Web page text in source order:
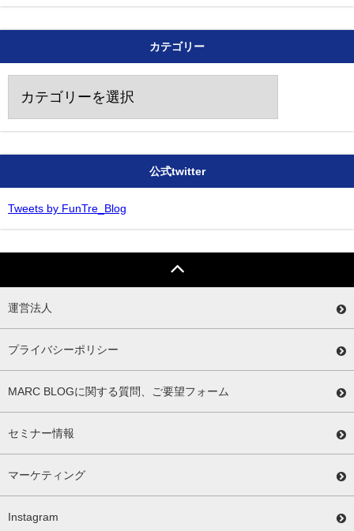
カテゴリー
ゴ
リ
ー
公式twitter
Tweets by FunTre_Blog
運営法人
プライバシーポリシー
MARC BLOGに関する質問、ご要望フォーム
セミナー情報
マーケティング
Instagram